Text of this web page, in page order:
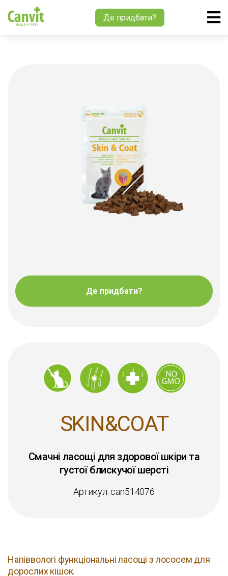
Де придбати?
Де придбати?
SKIN&COAT
Смачні ласощі для здорової шкіри та
густої блискучої шерсті
Артикул: can514076
Напіввологі функціональні ласощі з лососем для
дорослих кішок.